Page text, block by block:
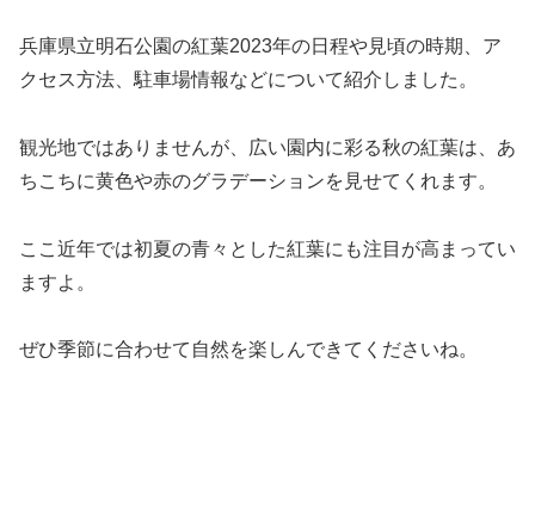
兵庫県立明石公園の紅葉2023年の日程や見頃の時期、ア
クセス方法、駐車場情報などについて紹介しました。
観光地ではありませんが、広い園内に彩る秋の紅葉は、あ
ちこちに黄色や赤のグラデーションを見せてくれます。
ここ近年では初夏の青々とした紅葉にも注目が高まってい
ますよ。
ぜひ季節に合わせて自然を楽しんできてくださいね。